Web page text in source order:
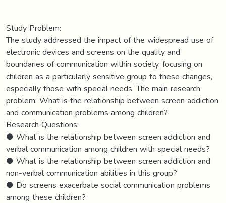
Study Problem:
The study addressed the impact of the widespread use of
electronic devices and screens on the quality and
boundaries of communication within society, focusing on
children as a particularly sensitive group to these changes,
especially those with special needs. The main research
problem: What is the relationship between screen addiction
and communication problems among children?
Research Questions:
● What is the relationship between screen addiction and
verbal communication among children with special needs?
● What is the relationship between screen addiction and
non-verbal communication abilities in this group?
● Do screens exacerbate social communication problems
among these children?